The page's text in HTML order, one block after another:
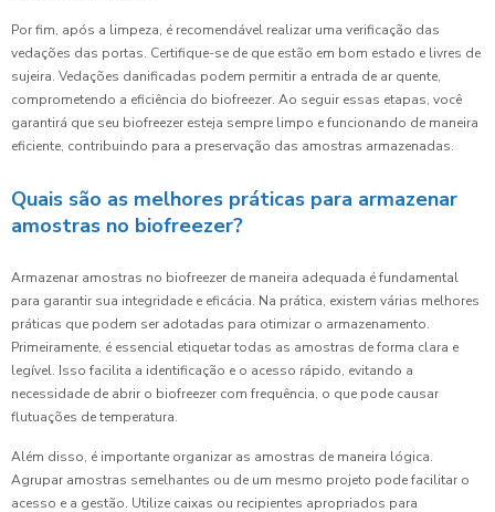
Por fim, após a limpeza, é recomendável realizar uma verificação das
vedações das portas. Certifique-se de que estão em bom estado e livres de
sujeira. Vedações danificadas podem permitir a entrada de ar quente,
comprometendo a eficiência do biofreezer. Ao seguir essas etapas, você
garantirá que seu biofreezer esteja sempre limpo e funcionando de maneira
eficiente, contribuindo para a preservação das amostras armazenadas.
Quais são as melhores práticas para armazenar
amostras no biofreezer?
Armazenar amostras no biofreezer de maneira adequada é fundamental
para garantir sua integridade e eficácia. Na prática, existem várias melhores
práticas que podem ser adotadas para otimizar o armazenamento.
Primeiramente, é essencial etiquetar todas as amostras de forma clara e
legível. Isso facilita a identificação e o acesso rápido, evitando a
necessidade de abrir o biofreezer com frequência, o que pode causar
flutuações de temperatura.
Além disso, é importante organizar as amostras de maneira lógica.
Agrupar amostras semelhantes ou de um mesmo projeto pode facilitar o
acesso e a gestão. Utilize caixas ou recipientes apropriados para